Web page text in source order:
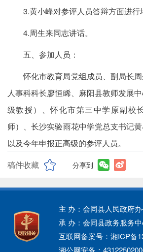
3.黄小峰对参评人员答辩方面进行
4.周生来同志讲话。
五、参加人员：
怀化市教育局党组成员、副局长
人事科科长廖恒睎、麻阳县教师发展
级教授）、怀化市第三中学原副校
师）、长沙实验雨花中学党总支书记黄
以及今年申报正高级的参评人员。
稿件收藏
分享到
主 办：会同县人民政府
承 办：会同县政务服务
互联网备案号：湘ICP备
湘公网安备：